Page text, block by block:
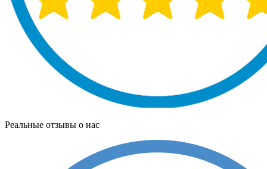
Реальные отзывы о нас